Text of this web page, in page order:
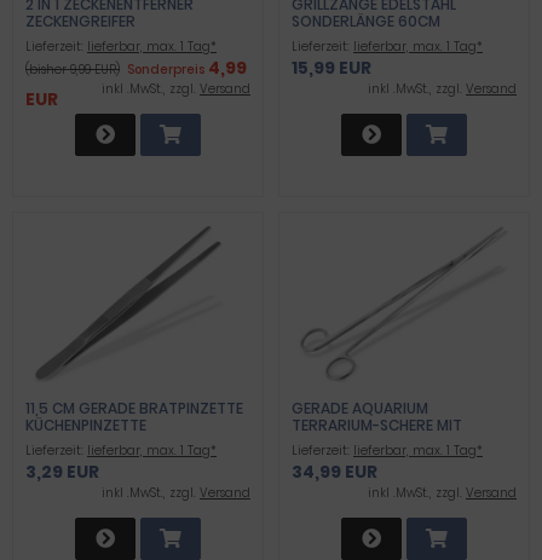
2 IN 1 ZECKENENTFERNER
ZECKENGREIFER
DOPPELINSTRUMENT ALS
ZECKENPINZETTE FÜR
HAUSTIERE MIT ETUI
Lieferzeit: lieferbar, max. 1 Tag*
(bisher 9,99 EUR) Sonderpreis 4,99
EUR
inkl .MwSt., zzgl. Versand
GRILLZANGE EDELSTAHL
SONDERLÄNGE 60CM
Lieferzeit: lieferbar, max. 1 Tag*
15,99 EUR
inkl .MwSt., zzgl. Versand
11,5 CM GERADE BRATPINZETTE
KÜCHENPINZETTE
GRILLPINZETTE KOCHPINZETTE
Lieferzeit: lieferbar, max. 1 Tag*
3,29 EUR
inkl .MwSt., zzgl. Versand
GERADE AQUARIUM
TERRARIUM-SCHERE MIT
MIKROVERZAHNT 50 CM
Lieferzeit: lieferbar, max. 1 Tag*
34,99 EUR
inkl .MwSt., zzgl. Versand